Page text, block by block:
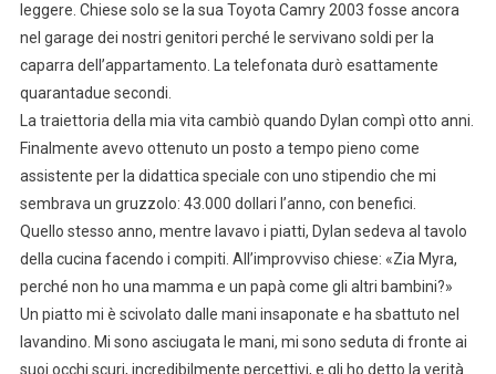
leggere. Chiese solo se la sua Toyota Camry 2003 fosse ancora
nel garage dei nostri genitori perché le servivano soldi per la
caparra dell’appartamento. La telefonata durò esattamente
quarantadue secondi.
La traiettoria della mia vita cambiò quando Dylan compì otto anni.
Finalmente avevo ottenuto un posto a tempo pieno come
assistente per la didattica speciale con uno stipendio che mi
sembrava un gruzzolo: 43.000 dollari l’anno, con benefici.
Quello stesso anno, mentre lavavo i piatti, Dylan sedeva al tavolo
della cucina facendo i compiti. All’improvviso chiese: «Zia Myra,
perché non ho una mamma e un papà come gli altri bambini?»
Un piatto mi è scivolato dalle mani insaponate e ha sbattuto nel
lavandino. Mi sono asciugata le mani, mi sono seduta di fronte ai
suoi occhi scuri, incredibilmente percettivi, e gli ho detto la verità